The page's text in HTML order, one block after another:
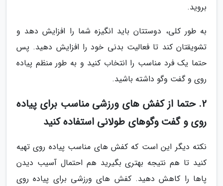
بروید.
به طور کلی، دوستتان باید انگیزه شما را افزایش دهد و
تشویقتان کند تا فعالیت بدنی خود را افزایش دهید. پس
حتما یک فرد مناسب را انتخاب کنید و به طور منظم پیاده
روی و گفت وگو داشته باشید.
2. حتما از کفش های ورزشی مناسب برای پیاده
روی و گفت وگوهای طولانی استفاده کنید
نکته دیگر این است که کفش های مناسب پیاده روی تهیه
کنید تا هم نتیجه بهتری بگیرید هم احتمال آسیب دیدن
پاها را کاهش دهید. کفش های ورزشی برای پیاده روی